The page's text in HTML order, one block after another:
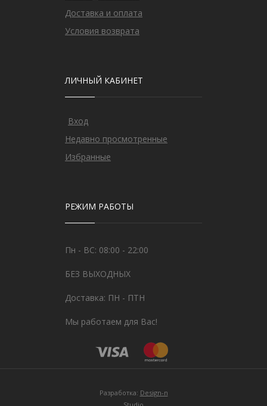
Доставка и оплата
Условия возврата
ЛИЧНЫЙ КАБИНЕТ
Вход
Недавно просмотренные
Избранные
РЕЖИМ РАБОТЫ
Пн - ВС: 08:00 - 22:00
БЕЗ ВЫХОДНЫХ
Доставка: ПН - ПТН
Мы работаем для Вас!
Разработка: Design-n